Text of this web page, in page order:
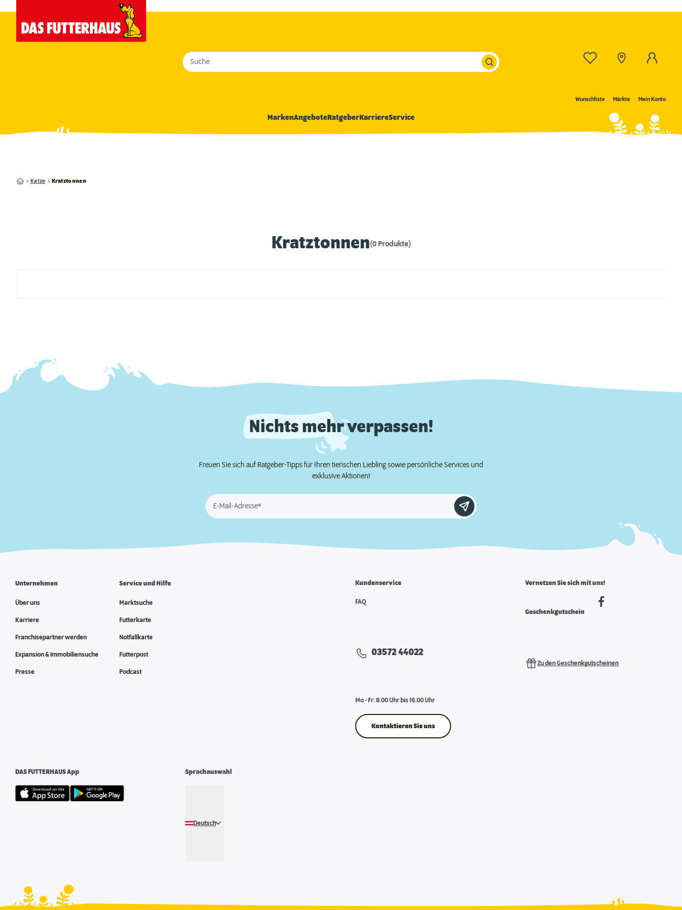
Wunschliste Märkte Mein Konto
Suche
MarkenAngeboteRatgeberKarriereService
Katze Kratztonnen
Kratztonnen(0 Produkte)
Nichts mehr verpassen!
Freuen Sie sich auf Ratgeber-Tipps für Ihren tierischen Liebling sowie persönliche Services und
exklusive Aktionen!
E-Mail-Adresse*
Unternehmen
Über uns
Karriere
Franchisepartner werden
Expansion & Immobiliensuche
Presse
Service und Hilfe
Marktsuche
Futterkarte
Notfallkarte
Futterpost
Podcast
Kundenservice
FAQ
03572 44022
Mo - Fr: 8.00 Uhr bis 16.00 Uhr
Kontaktieren Sie uns
Vernetzen Sie sich mit uns!
Geschenkgutschein
Zu den Geschenkgutscheinen
DAS FUTTERHAUS App Sprachauswahl
Deutsch